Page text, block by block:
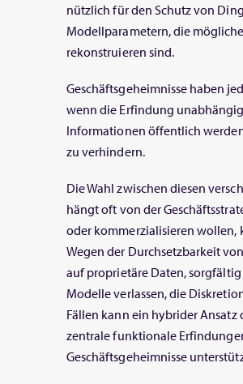
nützlich für den Schutz von
Modellparametern, die
rekonstruieren sind.
Geschäftsgeheimnisse haben
wenn die Erfindung
Informationen öffentlich
zu verhindern.
Die Wahl zwischen diesen
hängt oft von der
oder kommerzialisieren wollen,
Wegen der Durchsetzbarkeit
auf proprietäre Daten,
Modelle verlassen, die
Fällen kann ein hybrider
zentrale funktionale
Geschäftsgeheimnisse